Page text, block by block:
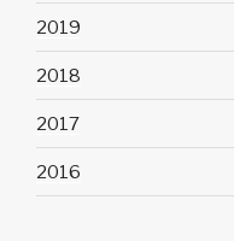
2019
2018
2017
2016